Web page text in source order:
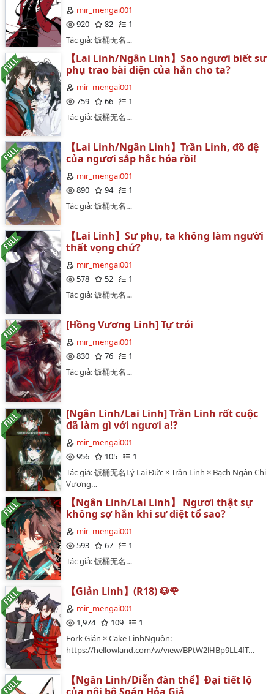
mir_mengai001
920
82
1
Tác giả: 饭桶无名…
【Lai Linh/Ngân Linh】Sao ngươi biết sư
phụ trao bài diện của hắn cho ta?
mir_mengai001
759
66
1
Tác giả: 饭桶无名…
【Lai Linh/Ngân Linh】Trần Linh, đồ đệ
của ngươi sắp hắc hóa rồi!
mir_mengai001
890
94
1
Tác giả: 饭桶无名…
【Lai Linh】Sư phụ, ta không làm người
thất vọng chứ?
mir_mengai001
578
52
1
Tác giả: 饭桶无名…
[Hồng Vương Linh] Tự trói
mir_mengai001
830
76
1
Tác giả: 饭桶无名…
[Ngân Linh/Lai Linh] Trần Linh rốt cuộc
đã làm gì với ngươi a!?
mir_mengai001
956
105
1
Tác giả: 饭桶无名Lý Lai Đức × Trần Linh × Bạch Ngân Chi
Vương…
【Ngân Linh/Lai Linh】 Ngươi thật sự
không sợ hắn khi sư diệt tổ sao?
mir_mengai001
593
67
1
Tác giả: 饭桶无名…
【Giản Linh】(R18) 🐶🌹
mir_mengai001
1,974
109
1
Fork Giản × Cake LinhNguồn:
https://hellowland.com/w/view/BPtW2lHBp9LL4fT…
【Ngân Linh/Diễn đàn thể】Đại tiết lộ